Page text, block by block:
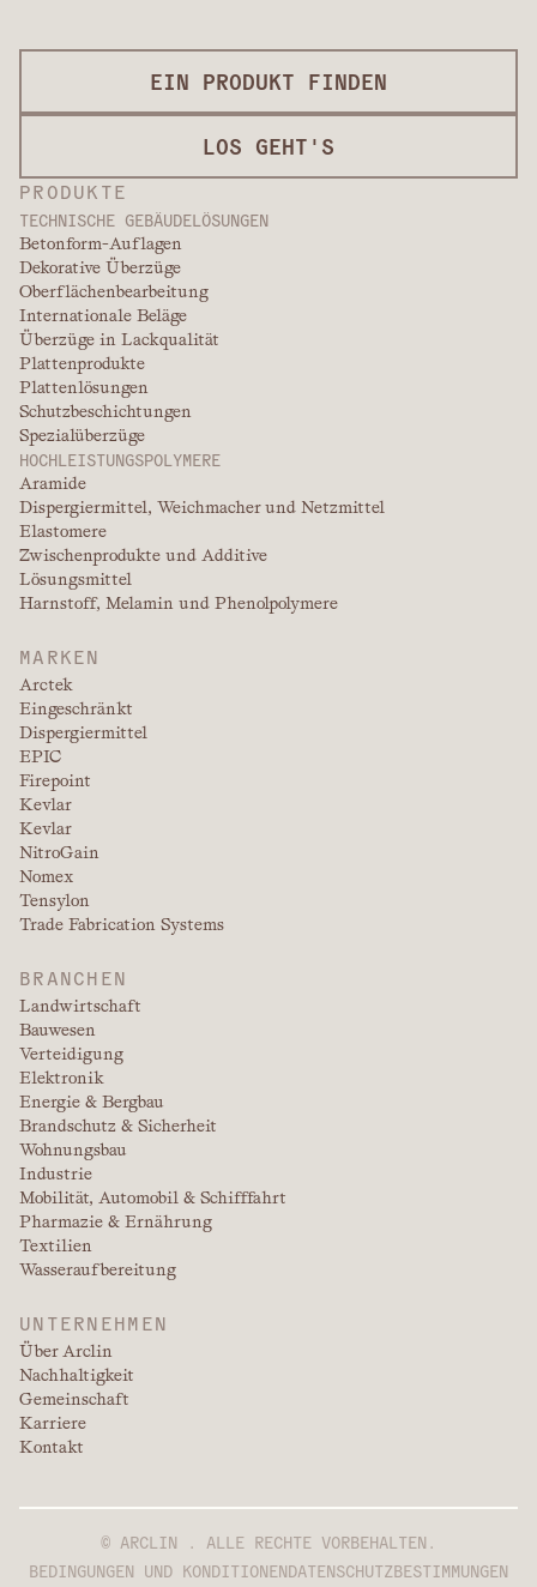
PRODUKTE
TECHNISCHE GEBÄUDELÖSUNGEN
Betonform-Auflagen
Dekorative Überzüge
Oberflächenbearbeitung
Internationale Beläge
Überzüge in Lackqualität
Plattenprodukte
Plattenlösungen
Schutzbeschichtungen
Spezialüberzüge
HOCHLEISTUNGSPOLYMERE
Aramide
Dispergiermittel, Weichmacher und Netzmittel
Elastomere
Zwischenprodukte und Additive
Lösungsmittel
Harnstoff, Melamin und Phenolpolymere
MARKEN
Arctek
Eingeschränkt
Dispergiermittel
EPIC
Firepoint
Kevlar
Kevlar
NitroGain
Nomex
Tensylon
Trade Fabrication Systems
BRANCHEN
Landwirtschaft
Bauwesen
Verteidigung
Elektronik
Energie & Bergbau
Brandschutz & Sicherheit
Wohnungsbau
Industrie
Mobilität, Automobil & Schifffahrt
Pharmazie & Ernährung
Textilien
Wasseraufbereitung
UNTERNEHMEN
Über Arclin
Nachhaltigkeit
Gemeinschaft
Karriere
Kontakt
EIN PRODUKT FINDEN
LOS GEHT'S
BEDINGUNGEN UND KONDITIONENDATENSCHUTZBESTIMMUNGEN
© ARCLIN . ALLE RECHTE VORBEHALTEN.